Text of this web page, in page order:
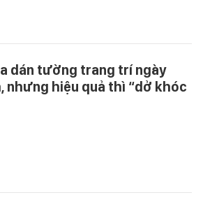
dán tường trang trí ngày
nhưng hiệu quả thì “dở khóc